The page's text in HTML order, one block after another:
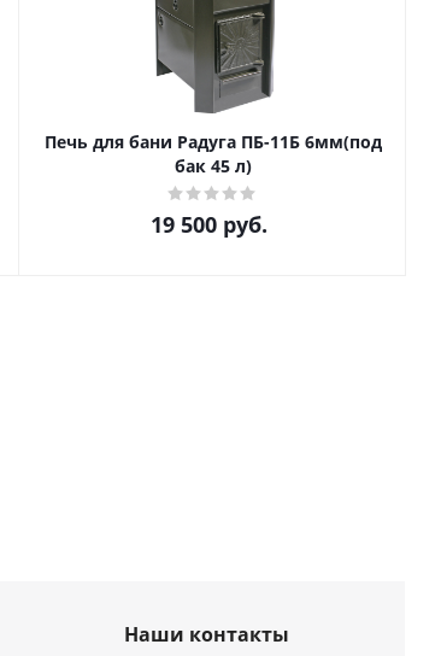
Печь для бани Радуга ПБ-11Б 6мм(под
бак 45 л)
19 500руб.
Наши контакты